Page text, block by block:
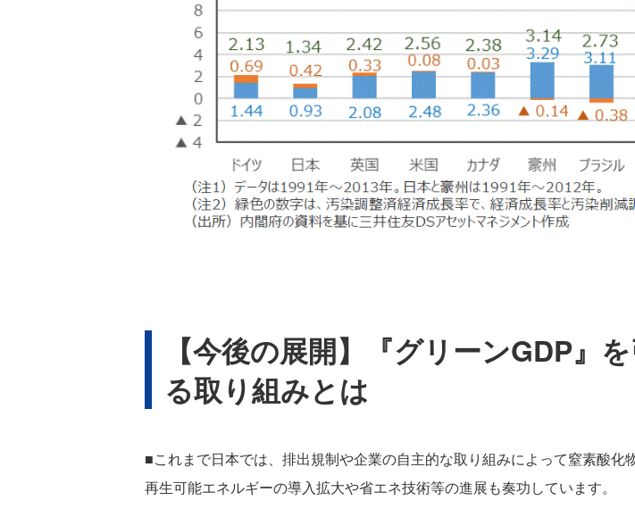
【今後の展開】『グリーンGDP』
る取り組みとは
■これまで日本では、排出規制や企業の自主的な取り組みによって窒素酸化
再生可能エネルギーの導入拡大や省エネ技術等の進展も奏功しています。